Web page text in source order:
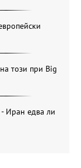
този при Big
Иран едва ли